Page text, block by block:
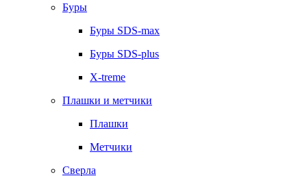
Буры
Буры SDS-max
Буры SDS-plus
X-treme
Плашки и метчики
Плашки
Метчики
Сверла